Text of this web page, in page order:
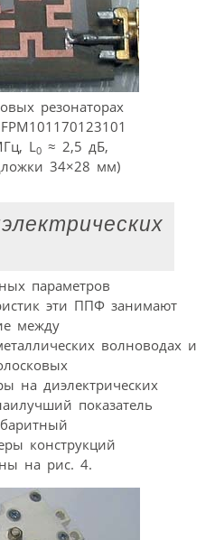
резонаторах
L0 ≈ 2,5 дБ,
34×28 мм)
параметров
эти ППФ занимают
между
волноводах и
на диэлектрических
показатель
конструкций
на рис. 4.